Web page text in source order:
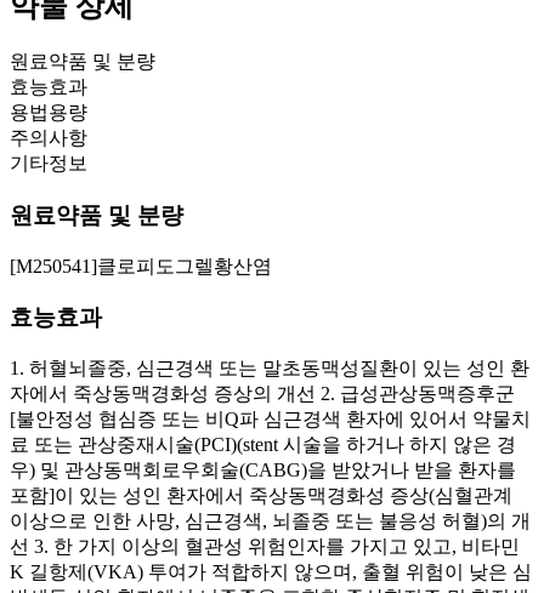
약물 상세
원료약품 및 분량
효능효과
용법용량
주의사항
기타정보
원료약품 및 분량
[M250541]클로피도그렐황산염
효능효과
1. 허혈뇌졸중, 심근경색 또는 말초동맥성질환이 있는 성인 환
자에서 죽상동맥경화성 증상의 개선 2. 급성관상동맥증후군
[불안정성 협심증 또는 비Q파 심근경색 환자에 있어서 약물치
료 또는 관상중재시술(PCI)(stent 시술을 하거나 하지 않은 경
우) 및 관상동맥회로우회술(CABG)을 받았거나 받을 환자를
포함]이 있는 성인 환자에서 죽상동맥경화성 증상(심혈관계
이상으로 인한 사망, 심근경색, 뇌졸중 또는 불응성 허혈)의 개
선 3. 한 가지 이상의 혈관성 위험인자를 가지고 있고, 비타민
K 길항제(VKA) 투여가 적합하지 않으며, 출혈 위험이 낮은 심